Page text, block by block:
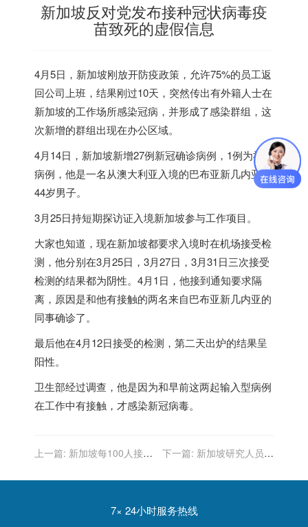
新加坡反对党发布接种冠状病毒疫
苗致死的虚假信息
4月5日，新加坡刚放开防疫政策，允许75%的员工返
回公司上班，结果刚过10天，突然传出有外籍人士在
新加坡的工作场所感染冠病，并形成了感染群组，这
次新增的群组出现在办公区域。
4月14日，新加坡新增27例新冠确诊病例，1例为社区
病例，他是一名从澳大利亚入境的巴布亚新几内亚籍
44岁男子。
3月25日持短期探访证入境新加坡参与工作项目。
大家也知道，现在新加坡都要求入境时在机场接受检
测，他分别在3月25日，3月27日，3月31日三次接受
检测的结果都为阴性。4月1日，他接到通知要求隔
离，原因是和他有接触的两名来自巴布亚新几内亚的
同事确诊了。
最后他在4月12日接受的检测，第二天出炉的结果呈
阳性。
卫生部经过调查，他是因为和早前这两起输入型病例
在工作中有接触，才感染新冠病毒。
上一篇: 新加坡每100人接种
下一篇: 新加坡研究人员：
康复者血栓风险增加
7× 24小时服务热线